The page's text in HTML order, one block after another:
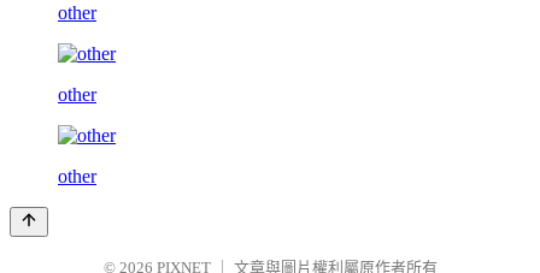
other
other
other
© 2026 PIXNET 文章與圖片權利屬原作者所有